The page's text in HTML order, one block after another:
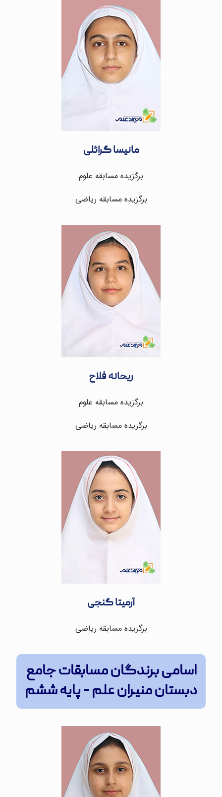
مانیسا گرائلی
برگزیده مسابقه علوم
برگزیده مسابقه ریاضی
ریحانه فلاح
برگزیده مسابقه علوم
برگزیده مسابقه ریاضی
آرمیتا گنجی
برگزیده مسابقه ریاضی
اسامی برندگان مسابقات جامع
دبستان منیران علم - پایه ششم